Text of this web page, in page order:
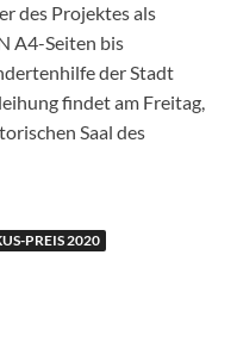
des Projektes als
A4-Seiten bis
der Stadt
findet am Freitag,
Saal des
PREIS 2020